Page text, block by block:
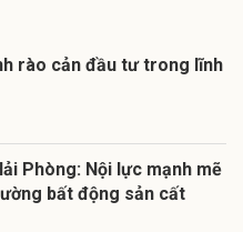
rào cản đầu tư trong lĩnh
Phòng: Nội lực mạnh mẽ
bất động sản cất